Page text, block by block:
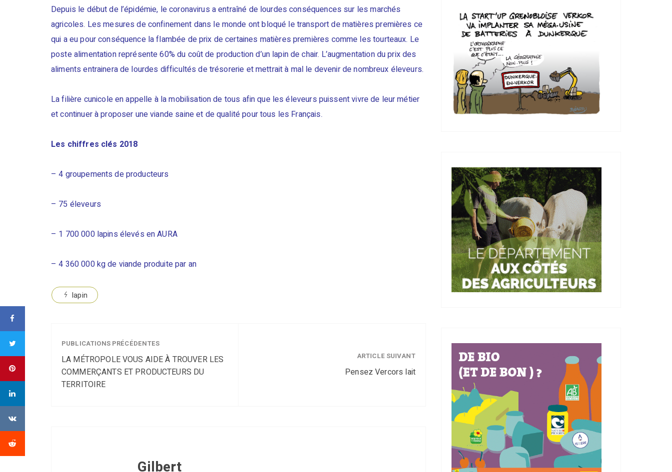
Depuis le début de l’épidémie, le coronavirus a entraîné de lourdes conséquences sur les marchés
agricoles. Les mesures de confinement dans le monde ont bloqué le transport de matières premières ce
qui a eu pour conséquence la flambée de prix de certaines matières premières comme les tourteaux. Le
poste alimentation représente 60% du coût de production d’un lapin de chair. L’augmentation du prix des
aliments entrainera de lourdes difficultés de trésorerie et mettrait à mal le devenir de nombreux éleveurs.
La filière cunicole en appelle à la mobilisation de tous afin que les éleveurs puissent vivre de leur métier
et continuer à proposer une viande saine et de qualité pour tous les Français.
Les chiffres clés 2018
– 4 groupements de producteurs
– 75 éleveurs
– 1 700 000 lapins élevés en AURA
– 4 360 000 kg de viande produite par an
lapin
PUBLICATIONS PRÉCÉDENTES
LA MÉTROPOLE VOUS AIDE À TROUVER LES
COMMERÇANTS ET PRODUCTEURS DU
TERRITOIRE
ARTICLE SUIVANT
Pensez Vercors lait
Gilbert